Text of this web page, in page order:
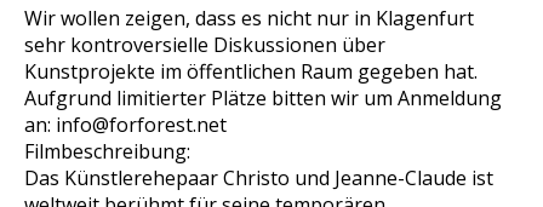
Wir wollen zeigen, dass es nicht nur in Klagenfurt
sehr kontroversielle Diskussionen über
Kunstprojekte im öffentlichen Raum gegeben hat.
Aufgrund limitierter Plätze bitten wir um Anmeldung
an: info@forforest.net
Filmbeschreibung:
Das Künstlerehepaar Christo und Jeanne-Claude ist